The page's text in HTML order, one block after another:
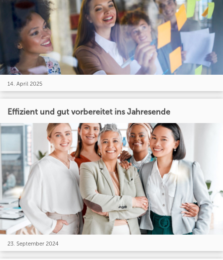
14. April 2025
Effizient und gut vorbereitet ins Jahresende
23. September 2024